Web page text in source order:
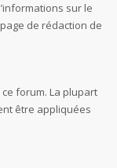
sur le
de rédaction de
ce forum. La plupart
être appliquées